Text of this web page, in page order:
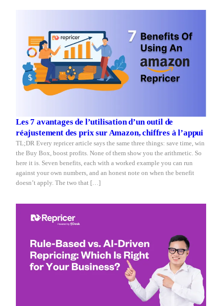
Les 7 avantages de l’utilisation d’un outil de
réajustement des prix sur Amazon, chiffres à l’appui
TL;DR Every repricer article says the same three things: save time, win
the Buy Box, boost profits. None of them show you the arithmetic. So
here it is. Seven benefits, each with a worked example you can run
against your own numbers, and an honest note on when the benefit
doesn’t apply. The two that […]